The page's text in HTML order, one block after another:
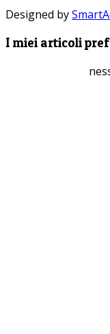
Designed by
I miei articoli